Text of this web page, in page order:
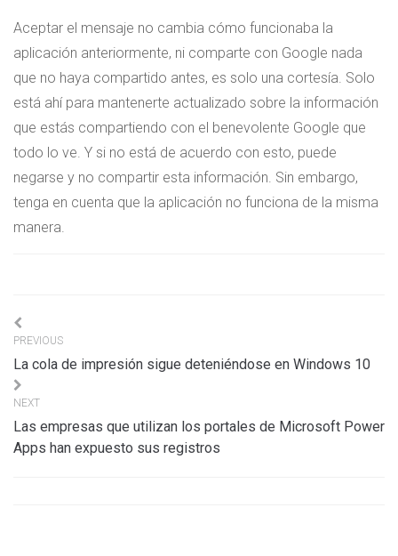
Aceptar el mensaje no cambia cómo funcionaba la
aplicación anteriormente, ni comparte con Google nada
que no haya compartido antes, es solo una cortesía. Solo
está ahí para mantenerte actualizado sobre la información
que estás compartiendo con el benevolente Google que
todo lo ve. Y si no está de acuerdo con esto, puede
negarse y no compartir esta información. Sin embargo,
tenga en cuenta que la aplicación no funciona de la misma
manera.
Navigation
de
l’article
PREVIOUS
La cola de impresión sigue deteniéndose en Windows 10
NEXT
Las empresas que utilizan los portales de Microsoft Power
Apps han expuesto sus registros